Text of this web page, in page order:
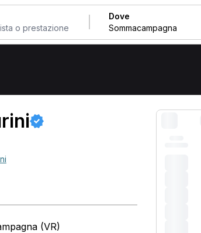
Dove
(VR)